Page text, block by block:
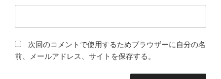
次回のコメントで使用するためブラウザーに自分の名
前、メールアドレス、サイトを保存する。